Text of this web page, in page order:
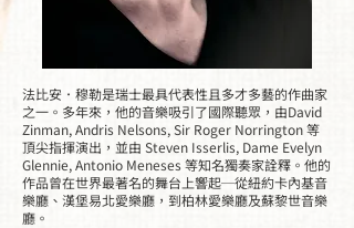
法比安．穆勒是瑞士最具代表性且多才多藝的作曲家
之一。多年來，他的音樂吸引了國際聽眾，由David
Zinman, Andris Nelsons, Sir Roger Norrington 等
頂尖指揮演出，並由 Steven Isserlis, Dame Evelyn
Glennie, Antonio Meneses 等知名獨奏家詮釋。他的
作品曾在世界最著名的舞台上響起─從紐約卡內基音
樂廳、漢堡易北愛樂廳，到柏林愛樂廳及蘇黎世音樂
廳。